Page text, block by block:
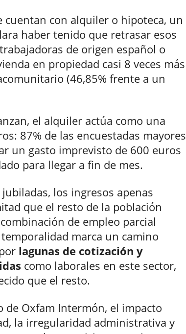
cuentan con alquiler o hipoteca, un
haber tenido que retrasar esos
de origen español o
en propiedad casi 8 veces más
(46,85% frente a un
el alquiler actúa como una
87% de las encuestadas mayores
un gasto imprevisto de 600 euros
para llegar a fin de mes.
los ingresos apenas
que el resto de la población
de empleo parcial
marca un camino
lagunas de cotización y
como laborales en este sector,
que el resto.
de Oxfam Intermón, el impacto
la irregularidad administrativa y